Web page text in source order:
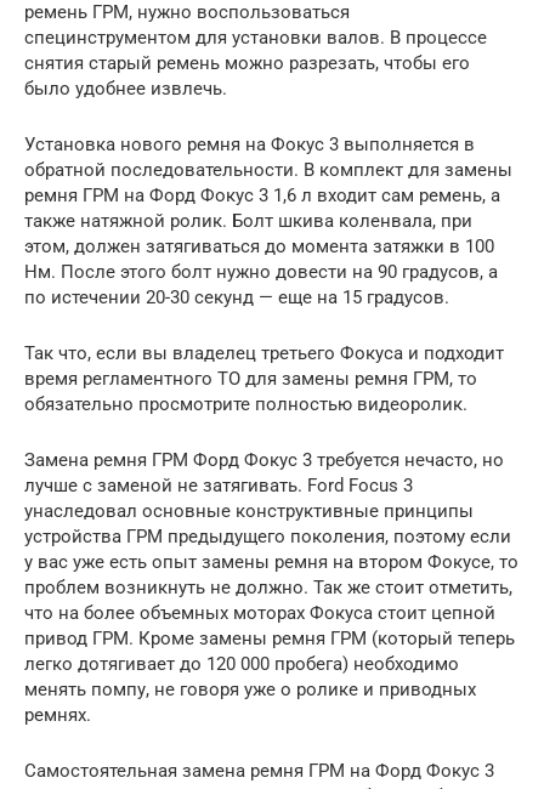
ремень ГРМ, нужно воспользоваться
специнструментом для установки валов. В процессе
снятия старый ремень можно разрезать, чтобы его
было удобнее извлечь.
Установка нового ремня на Фокус 3 выполняется в
обратной последовательности. В комплект для замены
ремня ГРМ на Форд Фокус 3 1,6 л входит сам ремень, а
также натяжной ролик. Болт шкива коленвала, при
этом, должен затягиваться до момента затяжки в 100
Нм. После этого болт нужно довести на 90 градусов, а
по истечении 20-30 секунд — еще на 15 градусов.
Так что, если вы владелец третьего Фокуса и подходит
время регламентного ТО для замены ремня ГРМ, то
обязательно просмотрите полностью видеоролик.
Замена ремня ГРМ Форд Фокус 3 требуется нечасто, но
лучше с заменой не затягивать. Ford Focus 3
унаследовал основные конструктивные принципы
устройства ГРМ предыдущего поколения, поэтому если
у вас уже есть опыт замены ремня на втором Фокусе, то
проблем возникнуть не должно. Так же стоит отметить,
что на более объемных моторах Фокуса стоит цепной
привод ГРМ. Кроме замены ремня ГРМ (который теперь
легко дотягивает до 120 000 пробега) необходимо
менять помпу, не говоря уже о ролике и приводных
ремнях.
Самостоятельная замена ремня ГРМ на Форд Фокус 3